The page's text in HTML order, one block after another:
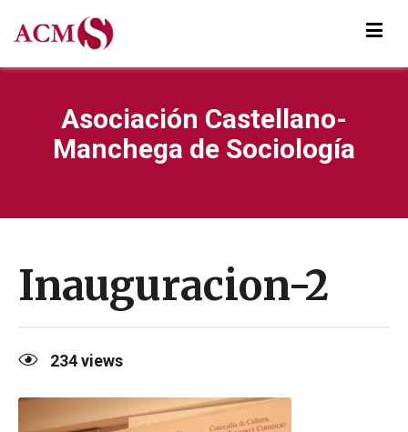
Asociación Castellano-
Manchega de Sociología
Inauguracion-2
234views